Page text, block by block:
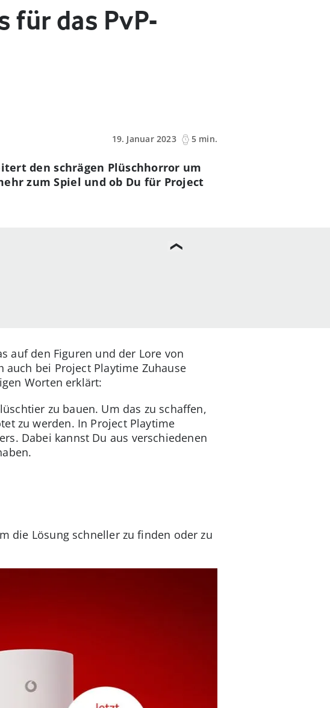
für das PvP-
19. Januar 2023
5 min.
den schrägen Plüschhorror um
zum Spiel und ob Du für Project
auf den Figuren und der Lore von
bei Project Playtime Zuhause
Worten erklärt:
zu bauen. Um das zu schaffen,
zu werden. In Project Playtime
Dabei kannst Du aus verschiedenen
die Lösung schneller zu finden oder zu